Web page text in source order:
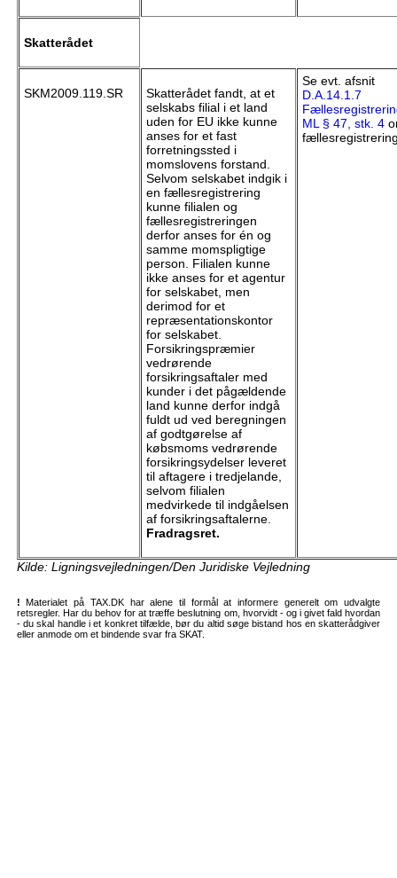
Skatterådet
SKM2009.119.SR
Skatterådet fandt, at et
selskabs filial i et land
uden for EU ikke kunne
anses for et fast
forretningssted i
momslovens forstand.
Selvom selskabet indgik i
en fællesregistrering
kunne filialen og
fællesregistreringen
derfor anses for én og
samme momspligtige
person. Filialen kunne
ikke anses for et agentur
for selskabet, men
derimod for et
repræsentationskontor
for selskabet.
Forsikringspræmier
vedrørende
forsikringsaftaler med
kunder i det pågældende
land kunne derfor indgå
fuldt ud ved beregningen
af godtgørelse af
købsmoms vedrørende
forsikringsydelser leveret
til aftagere i tredjelande,
selvom filialen
medvirkede til indgåelsen
af forsikringsaftalerne.
Fradragsret.
Se evt. afsnit
D.A.14.1.7
ML § 47, stk. 4
Kilde: Ligningsvejledningen/Den Juridiske Vejledning
! Materialet på TAX.DK har alene til formål at informere generelt om udvalgte
retsregler. Har du behov for at træffe beslutning om, hvorvidt - og i givet fald hvordan
- du skal handle i et konkret tilfælde, bør du altid søge bistand hos en skatterådgiver
eller anmode om et bindende svar fra SKAT.